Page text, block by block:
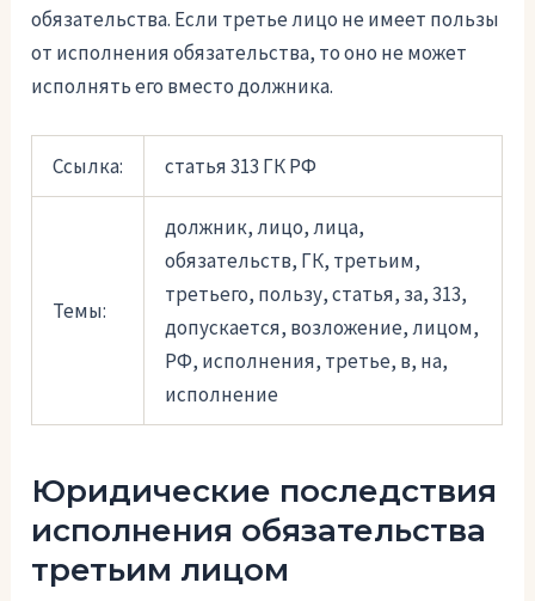
обязательства. Если третье лицо не имеет пользы
от исполнения обязательства, то оно не может
исполнять его вместо должника.
Ссылка: статья 313 ГК РФ
Темы:
должник, лицо, лица,
обязательств, ГК, третьим,
третьего, пользу, статья, за, 313,
допускается, возложение, лицом,
РФ, исполнения, третье, в, на,
исполнение
Юридические последствия
исполнения обязательства
третьим лицом